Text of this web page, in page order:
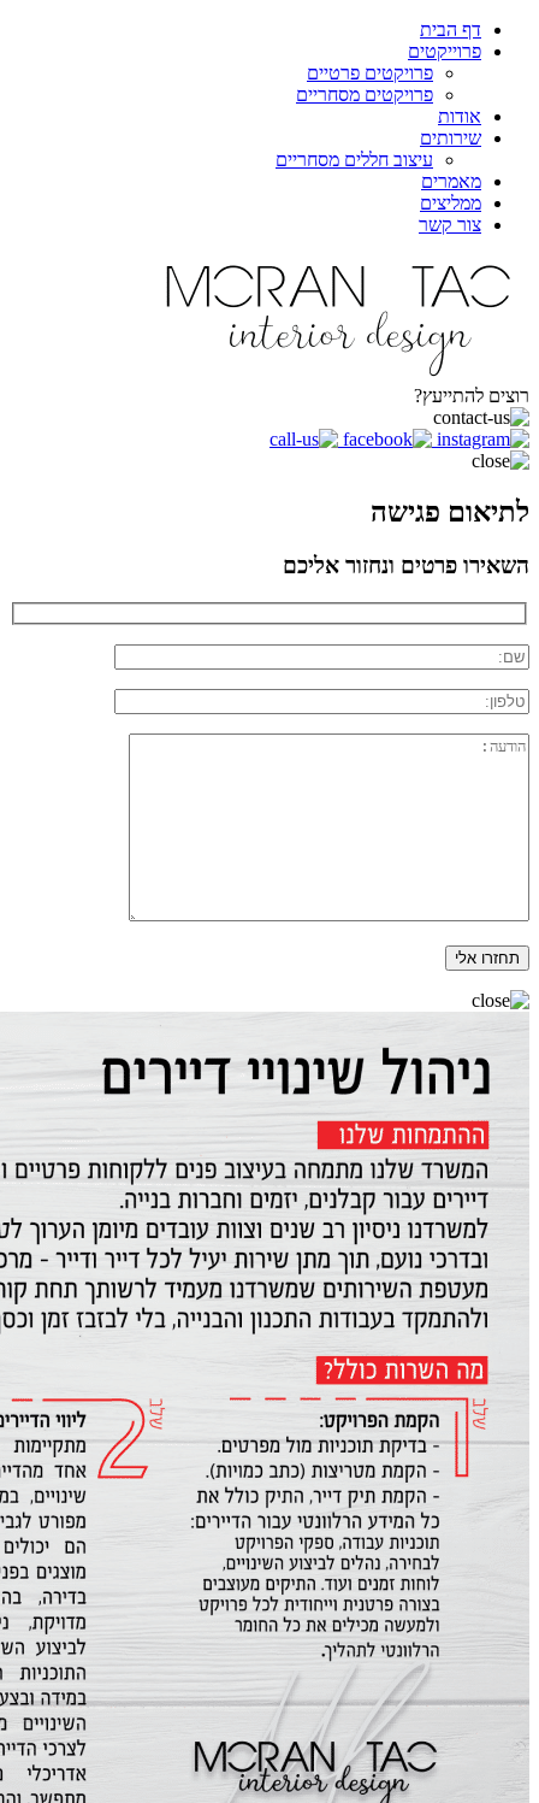
דף הבית
פרוייקטים
פרויקטים פרטיים
פרויקטים מסחריים
אודות
שירותים
עיצוב חללים מסחריים
מאמרים
ממליצים
צור קשר
רוצים להתייעץ?
לתיאום פגישה
השאירו פרטים ונחזור אליכם